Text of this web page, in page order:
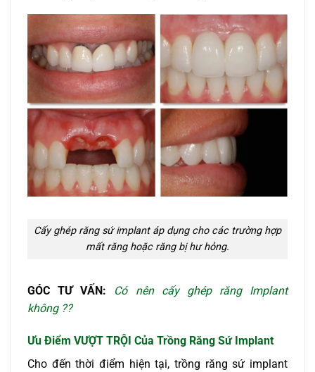
Cấy ghép răng sứ implant áp dụng cho các trường hợp
mất răng hoặc răng bị hư hỏng.
GÓC TƯ VẤN:
Có nên cấy ghép răng Implant
không ??
Ưu Điểm VƯỢT TRỘI Của Trồng Răng SứImplant
Cho đến thời điểm hiện tại, trồng răng sứ implant